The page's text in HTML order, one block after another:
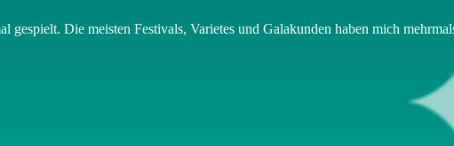
gespielt. Die meisten Festivals, Varietes und Galakunden haben mich